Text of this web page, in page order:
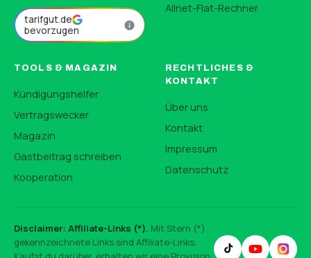
tarifgut.de
bevorzugen
Allnet-Flat-Rechner
TOOLS & MAGAZIN
Kündigungshelfer
Vertragswecker
Magazin
Gastbeitrag schreiben
Kooperation
RECHTLICHES &
KONTAKT
Über uns
Kontakt
Impressum
Datenschutz
Disclaimer: Affiliate-Links (*). Mit Stern (*)
gekennzeichnete Links sind Affiliate-Links.